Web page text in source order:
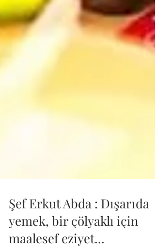
Şef Erkut Abda : Dışarıda
yemek, bir çölyaklı için